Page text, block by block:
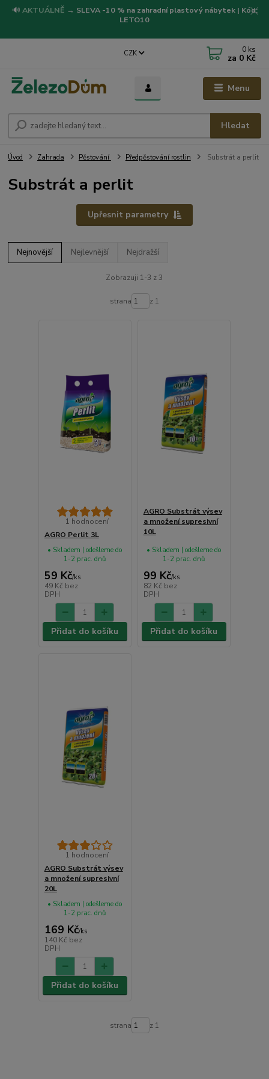
🔊 AKTUÁLNĚ → SLEVA -10 % na zahradní plastový nábytek | Kód:
LETO10
Menu
CZK
Hledat
0 ks
za 0 Kč
Úvod Zahrada Pěstování Předpěstování rostlin Substrát a perlit
Substrát a perlit
Upřesnit parametry
Nejnovější Nejlevnější Nejdražší
Zobrazuji 1-3 z 3
strana z 1
1 hodnocení
AGRO Perlit 3L
59 Kč/ks
49 Kč bez
DPH
• Skladem | odešleme do
1-2 prac. dnů
Přidat do košíku
AGRO Substrát výsev
a množení supresivní
10L
99 Kč/ks
82 Kč bez
DPH
• Skladem | odešleme do
1-2 prac. dnů
Přidat do košíku
1 hodnocení
AGRO Substrát výsev
a množení supresivní
20L
169 Kč/ks
140 Kč bez
DPH
• Skladem | odešleme do
1-2 prac. dnů
Přidat do košíku
strana z 1